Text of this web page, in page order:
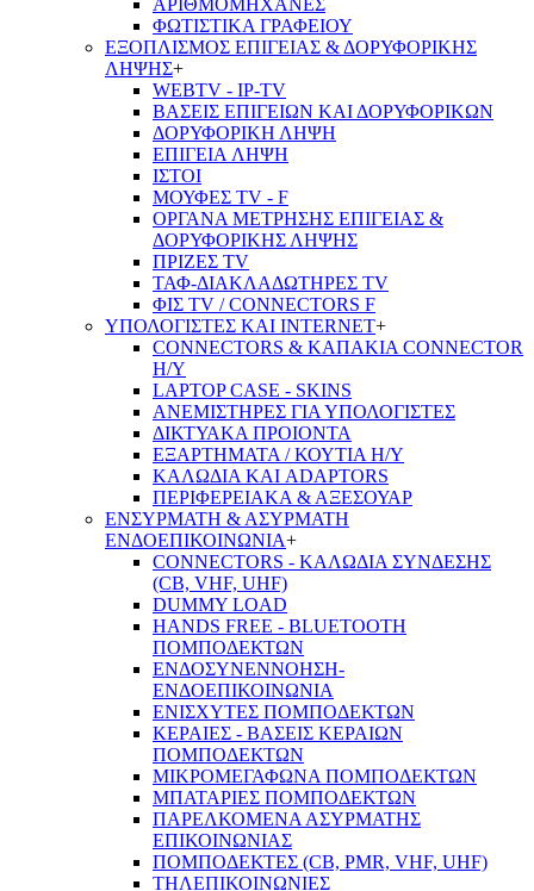
ΑΡΙΘΜΟΜΗΧΑΝΕΣ
ΦΩΤΙΣΤΙΚΑ ΓΡΑΦΕΙΟΥ
ΕΞΟΠΛΙΣΜΟΣ ΕΠΙΓΕΙΑΣ & ΔΟΡΥΦΟΡΙΚΗΣ
ΛΗΨΗΣ+
WEBTV - IP-TV
ΒΑΣΕΙΣ ΕΠΙΓΕΙΩΝ ΚΑΙ ΔΟΡΥΦΟΡΙΚΩΝ
ΔΟΡΥΦΟΡΙΚΗ ΛΗΨΗ
ΕΠΙΓΕΙA ΛΗΨΗ
ΙΣΤΟΙ
ΜΟΥΦΕΣ TV - F
ΟΡΓΑΝΑ ΜΕΤΡΗΣΗΣ ΕΠΙΓΕΙΑΣ &
ΔΟΡΥΦΟΡΙΚΗΣ ΛΗΨΗΣ
ΠΡΙΖΕΣ TV
ΤΑΦ-ΔΙΑΚΛΑΔΩΤΗΡΕΣ TV
ΦΙΣ TV / CONNECTORS F
ΥΠΟΛΟΓΙΣΤΕΣ ΚΑΙ INTERNET+
CONNECTORS & ΚΑΠΑΚΙΑ CONNECTOR
Η/Υ
LAPTOP CASE - SKINS
ΑΝΕΜΙΣΤΗΡΕΣ ΓΙΑ ΥΠΟΛΟΓΙΣΤΕΣ
ΔΙΚΤΥΑΚΑ ΠΡΟΙΟΝΤΑ
ΕΞΑΡΤΗΜΑΤΑ / ΚΟΥΤΙΑ Η/Υ
ΚΑΛΩΔΙΑ ΚΑΙ ADAPTORS
ΠΕΡΙΦΕΡΕΙΑΚΑ & ΑΞΕΣΟΥΑΡ
ΕΝΣΥΡΜΑΤΗ & ΑΣΥΡΜΑΤΗ
ΕΝΔΟΕΠΙΚΟΙΝΩΝΙΑ+
CONNECTORS - ΚΑΛΩΔΙΑ ΣΥΝΔΕΣΗΣ
(CB, VHF, UHF)
DUMMY LOAD
HANDS FREE - BLUETOOTH
ΠΟΜΠΟΔΕΚΤΩΝ
ΕΝΔΟΣΥΝΕΝΝΟΗΣΗ-
ΕΝΔΟΕΠΙΚΟΙΝΩΝΙΑ
ΕΝΙΣΧΥΤΕΣ ΠΟΜΠΟΔΕΚΤΩΝ
ΚΕΡΑΙΕΣ - ΒΑΣΕΙΣ ΚΕΡΑΙΩΝ
ΠΟΜΠΟΔΕΚΤΩΝ
ΜΙΚΡΟΜΕΓΑΦΩΝΑ ΠΟΜΠΟΔΕΚΤΩΝ
ΜΠΑΤΑΡΙΕΣ ΠΟΜΠΟΔΕΚΤΩΝ
ΠΑΡΕΛΚΟΜΕΝΑ ΑΣΥΡΜΑΤΗΣ
ΕΠΙΚΟΙΝΩΝΙΑΣ
ΠΟΜΠΟΔΕΚΤΕΣ (CB, PMR, VHF, UHF)
ΤΗΛΕΠΙΚΟΙΝΩΝΙΕΣ